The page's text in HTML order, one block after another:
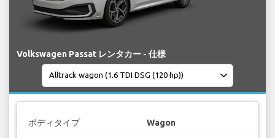
Volkswagen Passat レンタカー - 仕様
ボディタイプ Wagon